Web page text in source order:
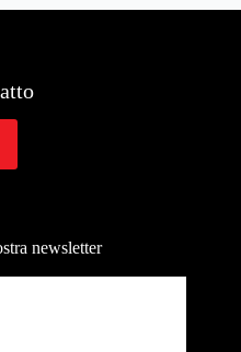
newsletter